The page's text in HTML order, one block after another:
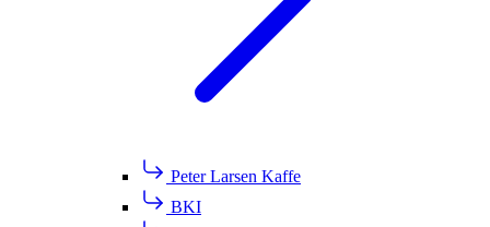
Peter Larsen Kaffe
BKI